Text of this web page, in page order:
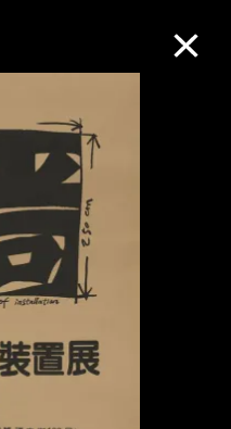
品
二十一世纪视觉